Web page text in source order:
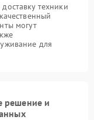
техники
могут
для
решение и